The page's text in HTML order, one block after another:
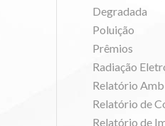
Degradada
Poluição
Prêmios
Radiação
Relatório
Relatório de
Relatório de